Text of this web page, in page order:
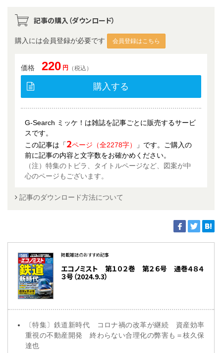
記事の購入（ダウンロード）
購入には会員登録が必要です 会員登録はこちら
価格 220 円 （税込）
購入する
G-Search ミッケ！は雑誌を記事ごとに販売するサービ
スです。
この記事は「2ページ（全2278字）
」です。ご購入の
前に記事の内容と文字数をお確かめください。
（注）特集のトビラ、タイトルページなど、図案が中
心のページもございます。
記事のダウンロード方法について
掲載雑誌のおすすめ記事
エコノミスト 第１０２巻 第２６号 通巻４８４
３号（2024.9.3）
〔特集〕鉄道新時代 コロナ禍の改革が継続 資産効率
重視の不動産開発 終わらない合理化の弊害も＝枝久保
達也